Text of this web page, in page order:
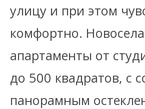
улицу и при этом
комфортно.
апартаменты от
до 500 квадратов, с
панорамным